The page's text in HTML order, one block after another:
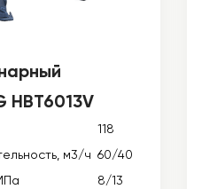
HBT6013V
118
м3/ч 60/40
8/13